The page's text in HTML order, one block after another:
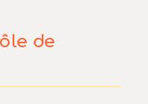
de